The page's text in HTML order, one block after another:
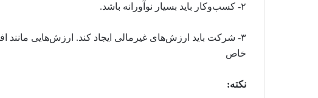
۲- کسب‌وکار باید بسیار نوآورانه باشد.
۳- شرکت باید ارزش‌های غیرمالی ایجاد کند. ارزش‌هایی مانند
خاص
نکته: